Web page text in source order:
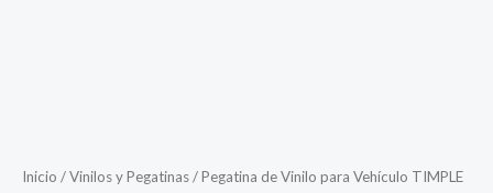
Inicio /Vinilos y Pegatinas/ Pegatina de Vinilo para Vehículo TIMPLE
Vinilo